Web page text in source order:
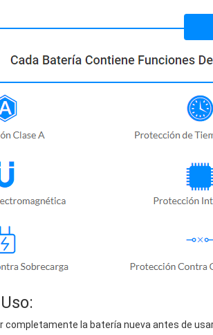
completamente la batería nueva antes de